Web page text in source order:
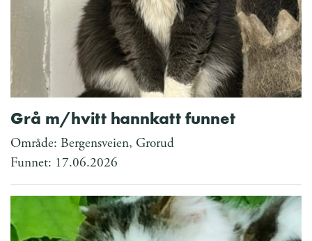
Grå m/hvitt hannkatt funnet
Område: Bergensveien, Grorud
Funnet: 17.06.2026